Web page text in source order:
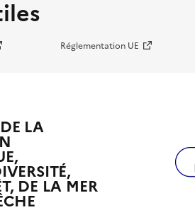
Réglementation UE
LA
DE LA MER